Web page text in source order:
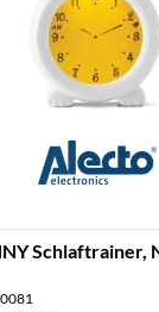
Schlaftrainer,